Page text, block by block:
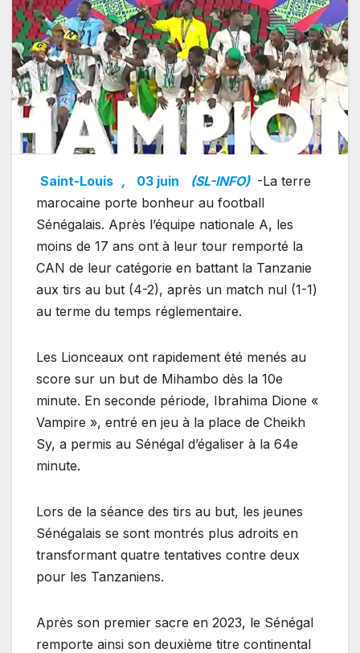
Saint-Louis , 03 juin (SL-INFO) -La terre
marocaine porte bonheur au football
Sénégalais. Après l’équipe nationale A, les
moins de 17 ans ont à leur tour remporté la
CAN de leur catégorie en battant la Tanzanie
aux tirs au but (4-2), après un match nul (1-1)
au terme du temps réglementaire.
Les Lionceaux ont rapidement été menés au
score sur un but de Mihambo dès la 10e
minute. En seconde période, Ibrahima Dione «
Vampire », entré en jeu à la place de Cheikh
Sy, a permis au Sénégal d’égaliser à la 64e
minute.
Lors de la séance des tirs au but, les jeunes
Sénégalais se sont montrés plus adroits en
transformant quatre tentatives contre deux
pour les Tanzaniens.
Après son premier sacre en 2023, le Sénégal
remporte ainsi son deuxième titre continental